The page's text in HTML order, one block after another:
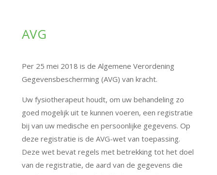
AVG
Per 25 mei 2018 is de Algemene Verordening
Gegevensbescherming (AVG) van kracht.
Uw fysiotherapeut houdt, om uw behandeling zo
goed mogelijk uit te kunnen voeren, een registratie
bij van uw medische en persoonlijke gegevens. Op
deze registratie is de AVG-wet van toepassing.
Deze wet bevat regels met betrekking tot het doel
van de registratie, de aard van de gegevens die